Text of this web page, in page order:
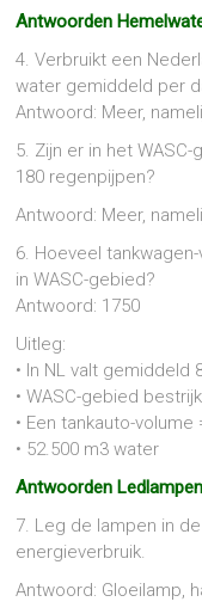
Antwoorden
4. Verbruikt een
water gemiddeld per
Antwoord: Meer,
5. Zijn er in het
180 regenpijpen?
Antwoord: Meer,
6. Hoeveel
in WASC-gebied?
Antwoord: 1750
Uitleg:
• In NL valt
• WASC-gebied
• Een tankauto-volume
• 52.500 m3 water
Antwoorden
7. Leg de lampen in
energieverbruik.
Antwoord: Gloeilamp,